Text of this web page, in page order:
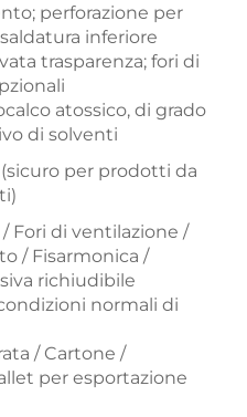
perforazione per
inferiore
trasparenza; fori di
atossico, di grado
di solventi
(sicuro per prodotti da
Fori di ventilazione /
/ Fisarmonica /
richiudibile
normali di
/ Cartone /
per esportazione